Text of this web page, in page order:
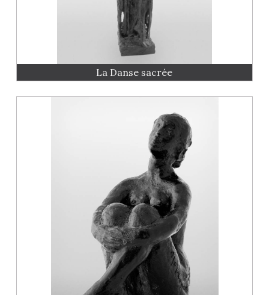
La Danse sacrée